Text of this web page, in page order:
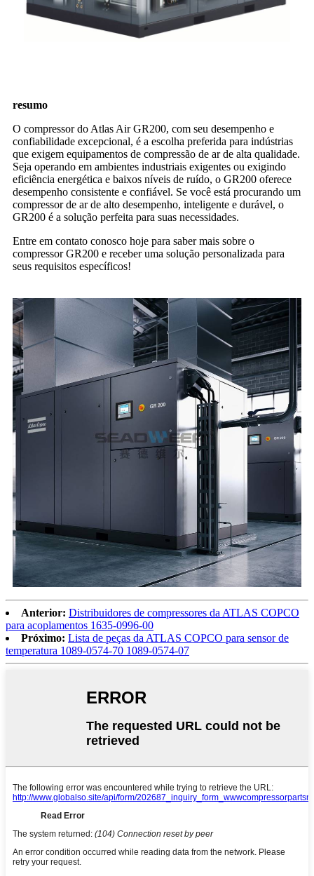
resumo
O compressor do Atlas Air GR200, com seu desempenho e
confiabilidade excepcional, é a escolha preferida para indústrias
que exigem equipamentos de compressão de ar de alta qualidade.
Seja operando em ambientes industriais exigentes ou exigindo
eficiência energética e baixos níveis de ruído, o GR200 oferece
desempenho consistente e confiável. Se você está procurando um
compressor de ar de alto desempenho, inteligente e durável, o
GR200 é a solução perfeita para suas necessidades.
Entre em contato conosco hoje para saber mais sobre o
compressor GR200 e receber uma solução personalizada para
seus requisitos específicos!
Anterior: Distribuidores de compressores da ATLAS COPCO
para acoplamentos 1635-0996-00
Próximo: Lista de peças da ATLAS COPCO para sensor de
temperatura 1089-0574-70 1089-0574-07